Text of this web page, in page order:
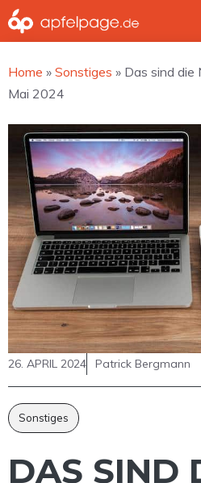
Zum
Inhalt
Home » Sonstiges » Das sind die
Mai 2024
26. APRIL 2024 Patrick Bergmann
Sonstiges
DAS SIND